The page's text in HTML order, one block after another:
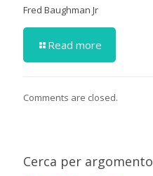
Fred Baughman Jr
Read more
Comments are closed.
Cerca per argomento